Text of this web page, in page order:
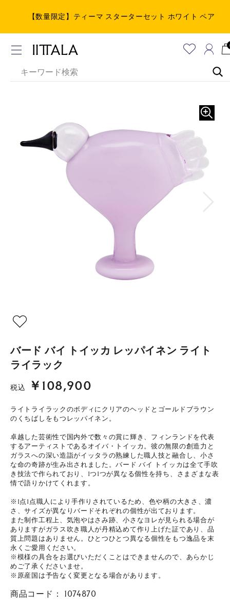
【数量限定】ティーマ スターターセット ホワイト ペア
バード バイ トイッカ レッパイネン ライト
ライラック
税込 ￥108,900
ライトライラックのボディにクリアのヘッドとゴールドブラウン
のくちばしをもつレッパイネン。
卓越した芸術性で国内外で数々の賞に輝き、フィンランドを代表
するアーティストであるオイバ・トイッカ。彼の無限の創造力と
ガラスへの深い造詣がイッタラの熟練した職人技と融合し、小さ
な命の奇跡が生み出されました。バード バイ トイッカは全て手吹
き技法で作られており、1つ1つが異なる個性を持ち、さまざまな表
情で語りかけてくれます。
※1点1点職人により手作りされているため、色や柄の大きさ、濃
さ、サイズが異なりバードそれぞれの個性が出ております。
また制作工程上、気泡やはさみ跡、小さなヨレが見られる場合が
ありますがガラス吹き職人が丹精込めて作り上げた証であり、品
質上問題はありません。ひとつひとつ異なる個性をもつ逸品を末
永くご愛用ください。
※模様の具合をお選びいただくことはできませんので、あらかじ
めご了承くださいませ。
※原産国は予告なく変更となる場合があります。
商品コード： 1074870